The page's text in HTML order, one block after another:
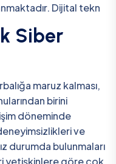
Dijital tekn
Siber
maruz kalması,
birini
döneminde
ve
durumda bulunmaları
yetişkinlere göre çok